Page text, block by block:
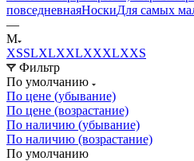
повседневнаяНоскиДля самых
—
M
XSSLXLXXLXXXLXXS
Фильтр
По умолчанию
По цене (убывание)
По цене (возрастание)
По наличию (убывание)
По наличию (возрастание)
По умолчанию